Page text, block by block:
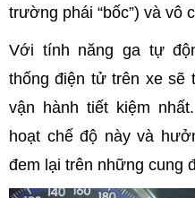
trường phái “bốc”) và vô
Với tính năng ga tự
thống điện tử trên xe
vận hành tiết kiệm
hoạt chế độ này và
đem lại trên những cung